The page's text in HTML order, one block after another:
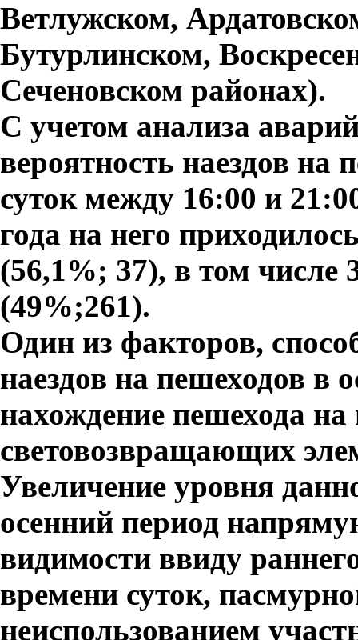
Ветлужском,
Бутурлинском,
Сеченовском районах).
С учетом анализа
вероятность наездов на
суток между 16:00 и
года на него
(56,1%; 37), в том числе
(49%;261).
Один из факторов,
наездов на пешеходов в
нахождение пешехода на
световозвращающих
Увеличение уровня
осенний период
видимости ввиду
времени суток,
неиспользованием